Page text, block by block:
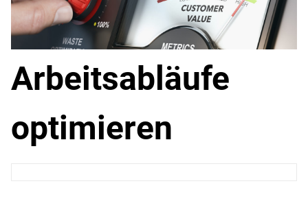
Arbeitsabläufe
optimieren